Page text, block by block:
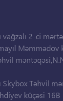
2-ci
Məmmədov
Skybox Təhvil
küçəsi 16B